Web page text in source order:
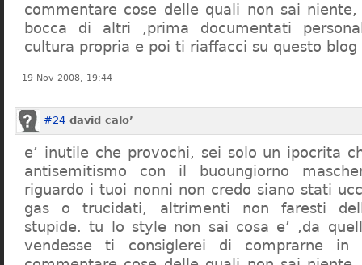
commentare cose delle quali non sai
bocca di altri ,prima documentati
cultura propria e poi ti riaffacci su questo blog
19 Nov 2008, 19:44
#24 david calo’
e’ inutile che provochi, sei solo un ipocrita
antisemitismo con il buoungiorno
riguardo i tuoi nonni non credo siano stati
gas o trucidati, altrimenti non faresti
stupide. tu lo style non sai cosa e’ ,da
vendesse ti consiglerei di comprarne in